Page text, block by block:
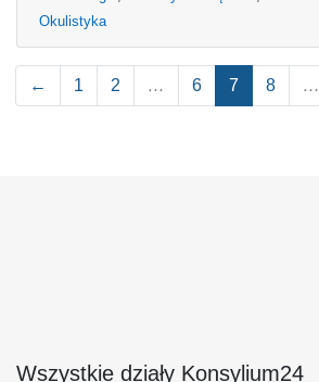
Okulistyka
← 1 2 … 6 7 8 …
Wszystkie działy Konsylium24